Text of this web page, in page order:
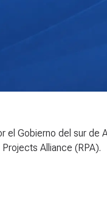
Gobierno del sur de
Alliance (RPA).